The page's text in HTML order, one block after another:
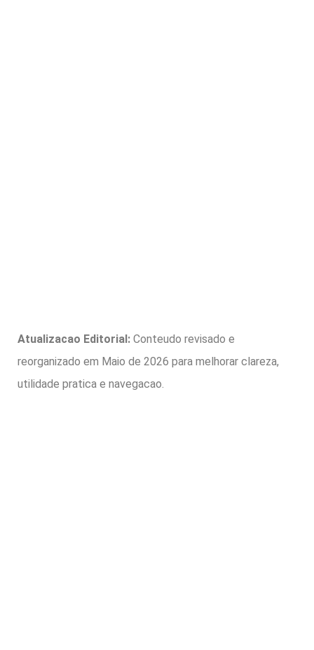
Atualizacao Editorial: Conteudo revisado e
reorganizado em Maio de 2026 para melhorar clareza,
utilidade pratica e navegacao.